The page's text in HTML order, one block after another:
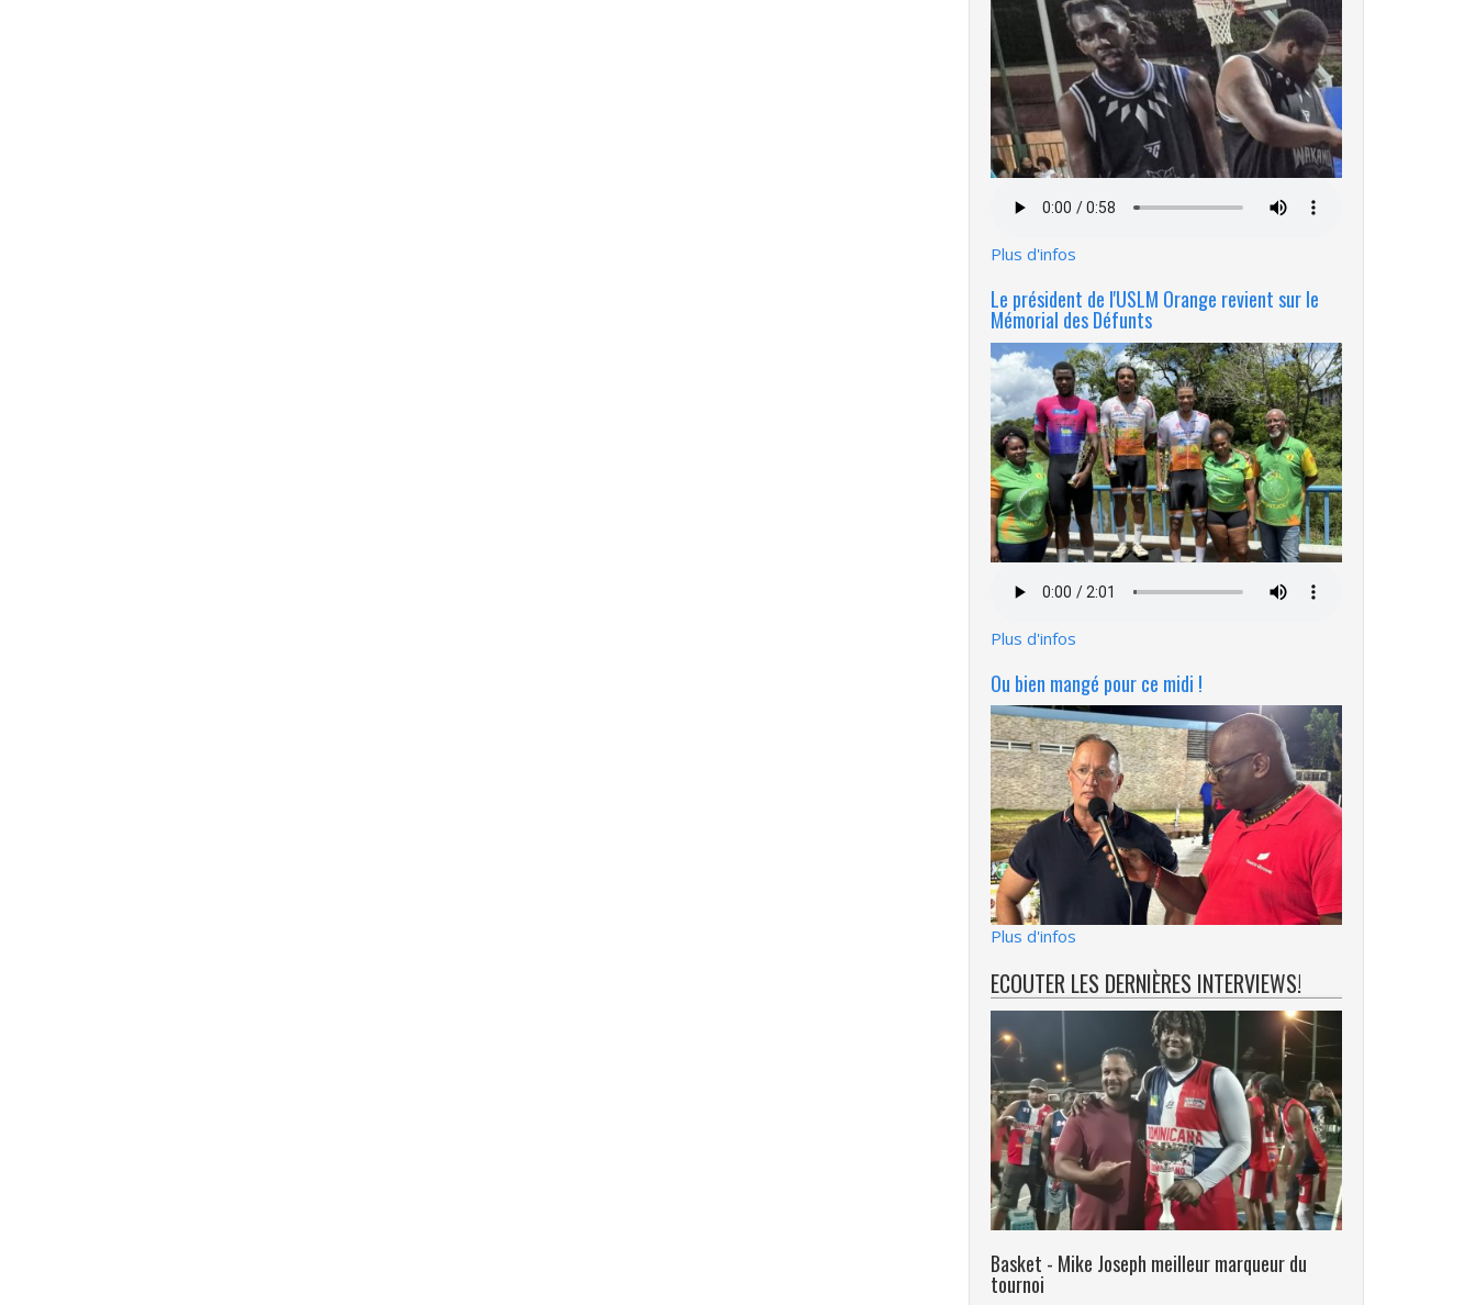
audio
Plus d'infos
Le président de l'USLM Orange revient sur le
Mémorial des Défunts
audio
Plus d'infos
Ou bien mangé pour ce midi !
Plus d'infos
ECOUTER LES DERNIÈRES INTERVIEWS!
Basket - Mike Joseph meilleur marqueur du
tournoi